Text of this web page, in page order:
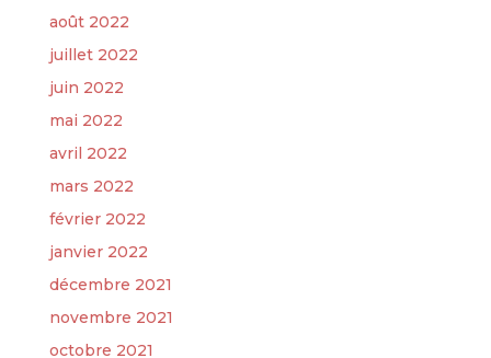
août 2022
juillet 2022
juin 2022
mai 2022
avril 2022
mars 2022
février 2022
janvier 2022
décembre 2021
novembre 2021
octobre 2021